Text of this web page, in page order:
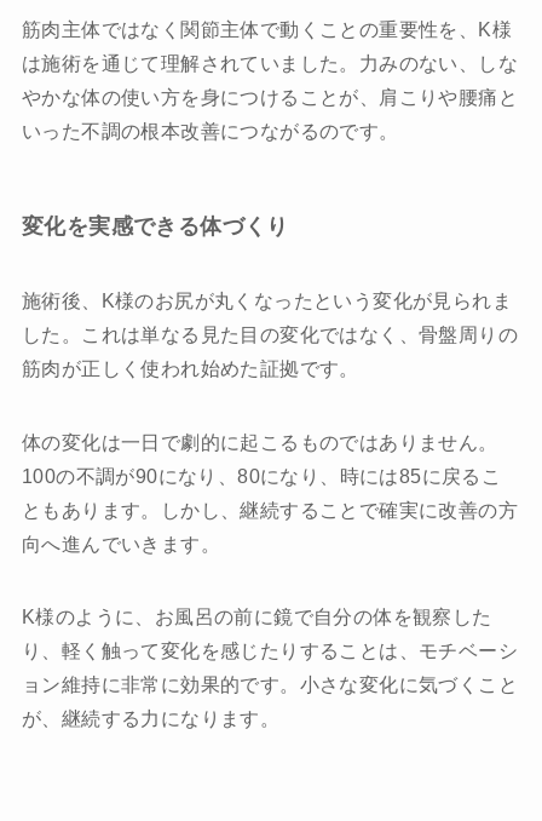
筋肉主体ではなく関節主体で動くことの重要性を、K様
は施術を通じて理解されていました。力みのない、しな
やかな体の使い方を身につけることが、肩こりや腰痛と
いった不調の根本改善につながるのです。
変化を実感できる体づくり
施術後、K様のお尻が丸くなったという変化が見られま
した。これは単なる見た目の変化ではなく、骨盤周りの
筋肉が正しく使われ始めた証拠です。
体の変化は一日で劇的に起こるものではありません。
100の不調が90になり、80になり、時には85に戻るこ
ともあります。しかし、継続することで確実に改善の方
向へ進んでいきます。
K様のように、お風呂の前に鏡で自分の体を観察した
り、軽く触って変化を感じたりすることは、モチベーシ
ョン維持に非常に効果的です。小さな変化に気づくこと
が、継続する力になります。